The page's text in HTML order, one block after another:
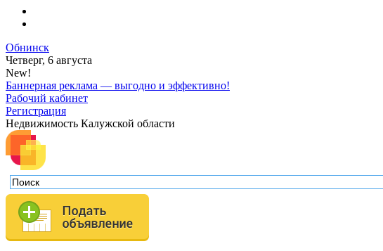
Обнинск
Четверг, 6 августа
New!
Баннерная реклама — выгодно и эффективно!
Рабочий кабинет
Регистрация
Недвижимость Калужской области